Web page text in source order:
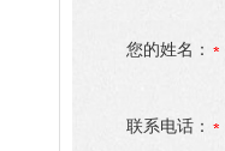
您的姓名：
联系电话：